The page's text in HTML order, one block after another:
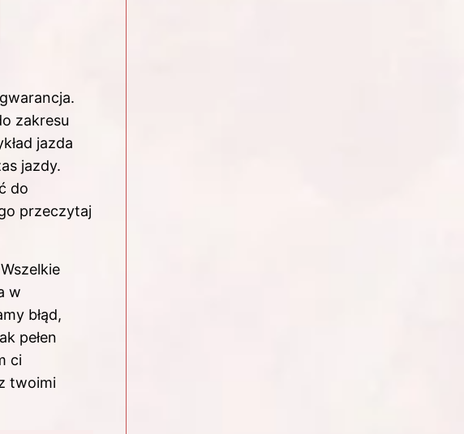
zakresu
jazda
jazdy.
do
przeczytaj
w
błąd,
pełen
ci
twoimi